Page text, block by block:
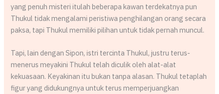
yang penuh misteri itulah beberapa kawan terdekatnya pun
Thukul tidak mengalami peristiwa penghilangan orang secara
paksa, tapi Thukul memiliki pilihan untuk tidak pernah muncul.
Tapi, lain dengan Sipon, istri tercinta Thukul, justru terus-
menerus meyakini Thukul telah diculik oleh alat-alat
kekuasaan. Keyakinan itu bukan tanpa alasan. Thukul tetaplah
figur yang didukungnya untuk terus memperjuangkan